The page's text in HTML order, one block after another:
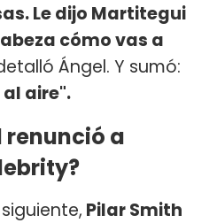
Le dijo Martitegui
cómo vas a
Ángel. Y sumó:
al aire".
renunció a
Pilar Smith